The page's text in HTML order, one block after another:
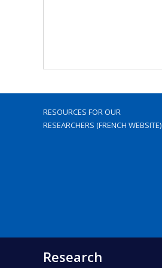
RESOURCES FOR OUR
RESEARCHERS (FRENCH WEBSITE)
Research